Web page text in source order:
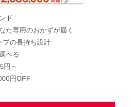
ド
た専用のおかずが届く
の長持ち設計
べる
円～
円OFF